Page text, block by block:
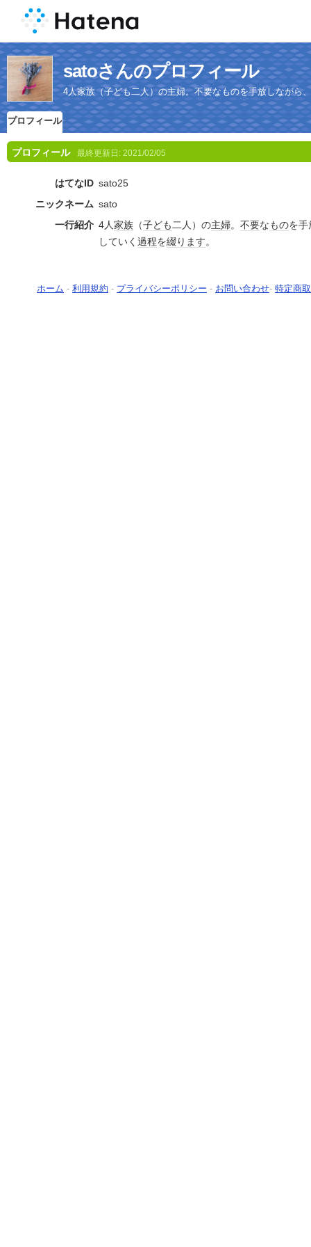
satoさんのプロフィール
4人家族（子ども二人）の主婦。不要なものを手放しながら
プロフィール
プロフィール 最終更新日: 2021/02/05
はてなID sato25
ニックネーム sato
一行紹介 4人家族 （子ども二人）の主婦。 不要なものを手
していく 過程を綴り ます。
ホーム - 利用規約 - プライバシーポリシー - お問い合わせ- 特定商